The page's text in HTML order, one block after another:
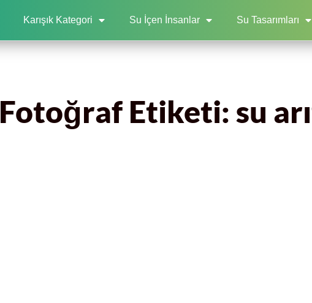
Karışık Kategori Su İçen İnsanlar Su Tasarımları
Fotoğraf Etiketi: su